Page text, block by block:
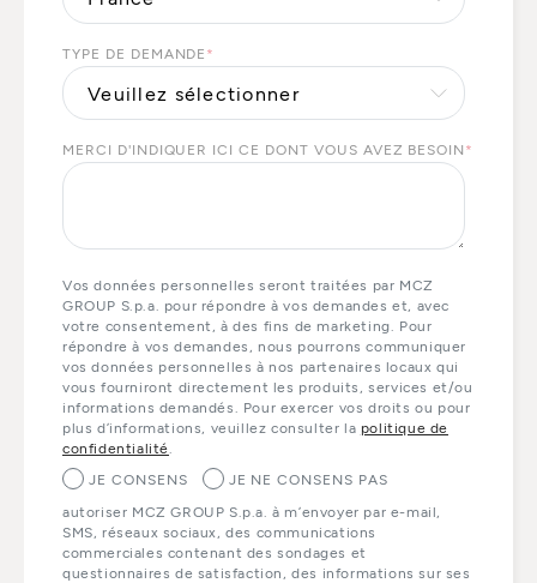
TYPE DE DEMANDE *
MERCI D'INDIQUER ICI CE DONT VOUS AVEZ BESOIN *
Vos données personnelles seront traitées par MCZ
GROUP S.p.a. pour répondre à vos demandes et, avec
votre consentement, à des fins de marketing. Pour
répondre à vos demandes, nous pourrons communiquer
vos données personnelles à nos partenaires locaux qui
vous fourniront directement les produits, services et/ou
informations demandés. Pour exercer vos droits ou pour
plus d’informations, veuillez consulter la politique de
confidentialité
JE CONSENS
JE NE CONSENS PAS
autoriser MCZ GROUP S.p.a. à m’envoyer par e-mail,
SMS, réseaux sociaux, des communications
commerciales contenant des sondages et
questionnaires de satisfaction, des informations sur ses